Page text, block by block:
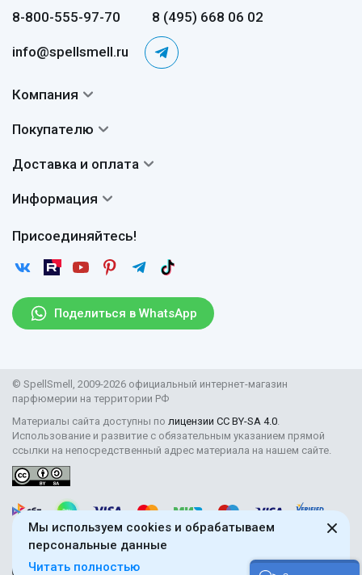
Мы используем cookies и обрабатываем
персональные данные
Читать полностью
8-800-555-97-70 8 (495) 668 06 02
info@spellsmell.ru
Поделиться в WhatsApp
Присоединяйтесь!
Компания
Авторы
Сертификаты
Покупателю
Вопросы и ответы
Отзывы
Статьи
Рассылка
Доставка и оплата
Доставка
Возврат
Информация
Пользовательское соглашение
Защита персональных данных
Правила продажи товаров (Постановление Правительства
Поставщикам
© SpellSmell, 2009-2026 официальный интернет-магазин
парфюмерии на территории РФ
Материалы сайта доступны по лицензии CC BY-SA 4.0.
Использование и развитие с обязательным указанием прямой
ссылки на непосредственный адрес материала на нашем сайте.
18+